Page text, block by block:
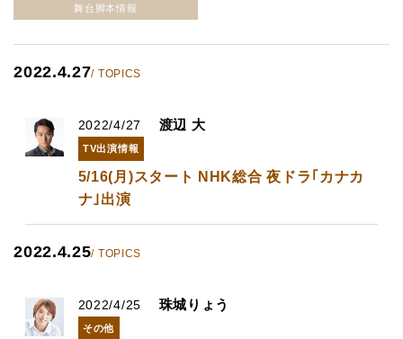
舞台脚本情報
2022.4.27/ TOPICS
2022/4/27 渡辺 大
TV出演情報
5/16(月)スタート NHK総合 夜ドラ｢カナカ
ナ｣出演
2022.4.25/ TOPICS
2022/4/25 珠城りょう
その他